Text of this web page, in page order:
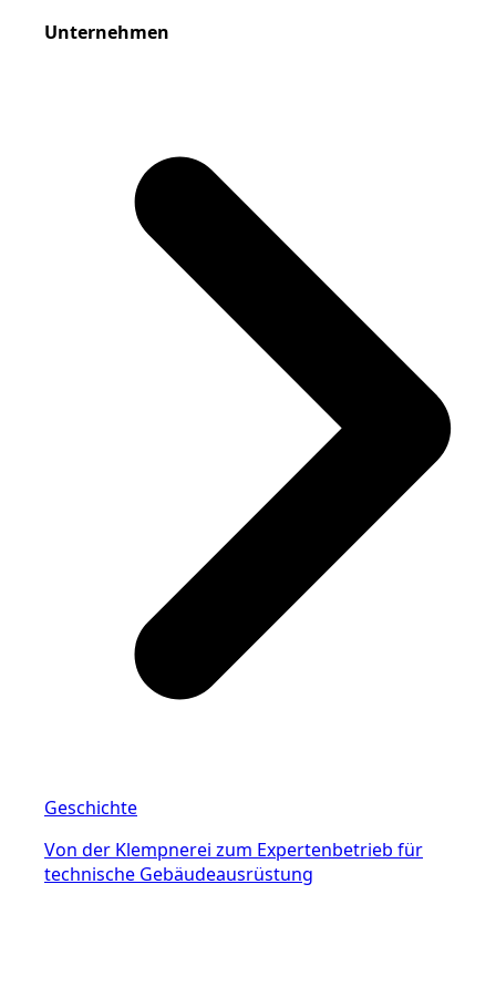
Unternehmen
Geschichte
Von der Klempnerei zum Expertenbetrieb für
technische Gebäudeausrüstung